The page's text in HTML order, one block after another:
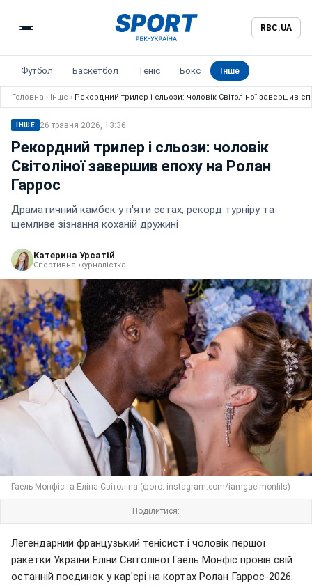
RBC.UA
Футбол Баскетбол Теніс Бокс Інше
Головна › Інше › Рекордний трилер і сльози: чоловік Світоліної завершив
ІНШЕ 26 травня 2026, 13:36
Рекордний трилер і сльози: чоловік
Світоліної завершив епоху на Ролан
Гаррос
Драматичний камбек у п'яти сетах, рекорд турніру та
щемливе зізнання коханій дружині
Катерина Урсатій
Спортивна журналістка
Гаель Монфіс та Еліна Світоліна (фото: instagram.com/iamgaelmonfils)
Поділитися:
Легендарний французький тенісист і чоловік першої
ракетки України Еліни Світоліної Гаель Монфіс провів свій
останній поєдинок у кар'єрі на кортах Ролан Гаррос-2026.